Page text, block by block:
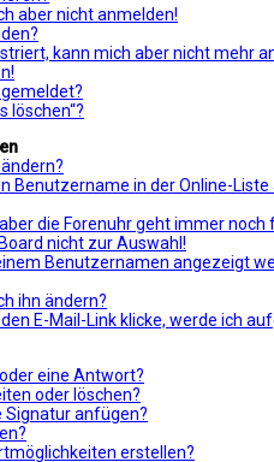
aber nicht anmelden!
kann mich aber nicht mehr
löschen“?
Benutzername in der Online-
die Forenuhr geht immer noch
nicht zur Auswahl!
Benutzernamen angezeigt
ihn ändern?
E-Mail-Link klicke, werde ich
eine Antwort?
oder löschen?
Signatur anfügen?
erstellen?